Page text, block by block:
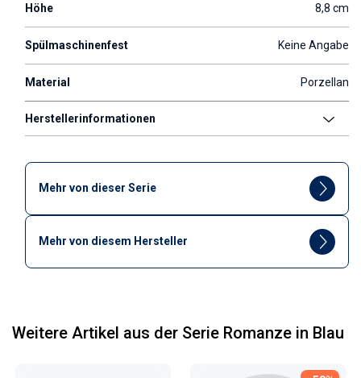
Höhe 8,8 cm
Spülmaschinenfest Keine Angabe
Material Porzellan
Herstellerinformationen
Mehr von dieser Serie
Mehr von diesem Hersteller
Weitere Artikel aus der Serie Romanze in Blau